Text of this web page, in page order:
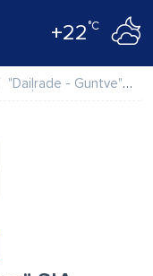
+22°C
"Daiļrade - Guntve" SIA